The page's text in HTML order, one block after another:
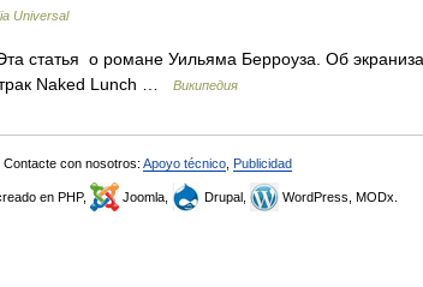
Universal
статья о романе Уильяма Берроуза. Об
Naked Lunch …
Википедия
Contacte con nosotros: Apoyo técnico Publicidad
en PHP, Joomla, Drupal, WordPress, MODx.